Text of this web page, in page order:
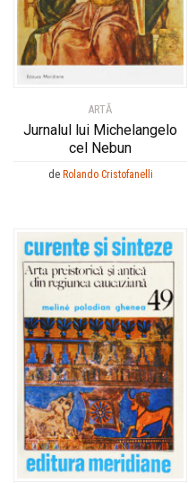
ARTĂ
Jurnalul lui Michelangelo
cel Nebun
de Rolando Cristofanelli